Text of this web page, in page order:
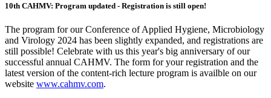
10th CAHMV: Program updated - Registration is still open!
The program for our Conference of Applied Hygiene, Microbiology
and Virology 2024 has been slightly expanded, and registrations are
still possible! Celebrate with us this year's big anniversary of our
successful annual CAHMV. The form for your registration and the
latest version of the content-rich lecture program is availble on our
website www.cahmv.com.